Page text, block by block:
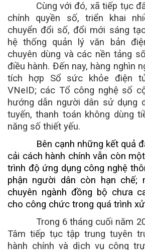
Cùng với đó, xã tiếp tục
chính quyền số, triển khai
chuyển đổi số, đổi mới sáng
hệ thống quản lý văn bản
chuyên dùng và các nền tảng
điều hành. Đến nay, hàng nghìn
tích hợp Sổ sức khỏe điện
VNeID; các Tổ công nghệ số
hướng dẫn người dân sử dụng
tuyến, thanh toán không dùng
năng số thiết yếu.
Bên cạnh những kết quả
cải cách hành chính vẫn còn
trình độ ứng dụng công nghệ
phận người dân còn hạn chế;
chuyên ngành đồng bộ chưa
cho công chức trong quá trình
Trong 6 tháng cuối năm
Tâm tiếp tục tập trung tuyên
hành chính và dịch vụ công